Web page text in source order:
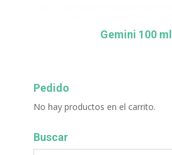
Gemini 100 ml
Pedido
No hay productos en el carrito.
Buscar